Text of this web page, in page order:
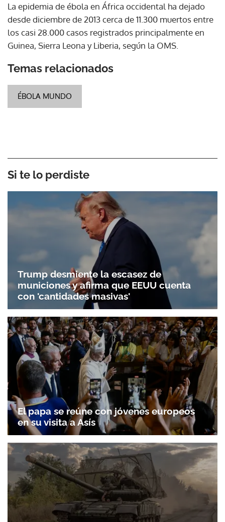
La epidemia de ébola en África occidental ha dejado
desde diciembre de 2013 cerca de 11.300 muertos entre
los casi 28.000 casos registrados principalmente en
Guinea, Sierra Leona y Liberia, según la OMS.
Temas relacionados
ÉBOLA MUNDO
Si te lo perdiste
Trump desmiente la escasez de
municiones y afirma que EEUU cuenta
con 'cantidades masivas'
El papa se reúne con jóvenes europeos
en su visita a Asís